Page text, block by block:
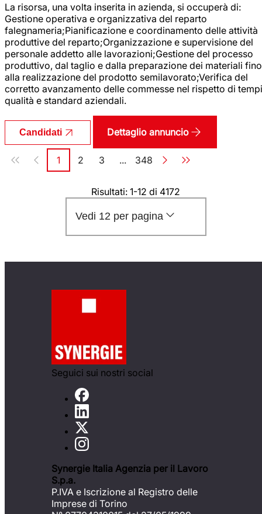
La risorsa, una volta inserita in azienda, si occuperà di:
Gestione operativa e organizzativa del reparto
falegnameria;Pianificazione e coordinamento delle attività
produttive del reparto;Organizzazione e supervisione del
personale addetto alle lavorazioni;Gestione del processo
produttivo, dal taglio e dalla preparazione dei materiali fino
alla realizzazione del prodotto semilavorato;Verifica del
corretto avanzamento delle commesse nel rispetto di
qualità e standard aziendali.
Candidati Dettaglio annuncio
Paginazione
Pagina
1 Pagina
2 Pagina
3 ... Pagina
348
Risultati: 1-12 di 4172
Vedi 12 per pagina
Seguici sui nostri social
Synergie Italia Agenzia per il Lavoro
S.p.a.
P.IVA e Iscrizione al Registro delle
Imprese di Torino